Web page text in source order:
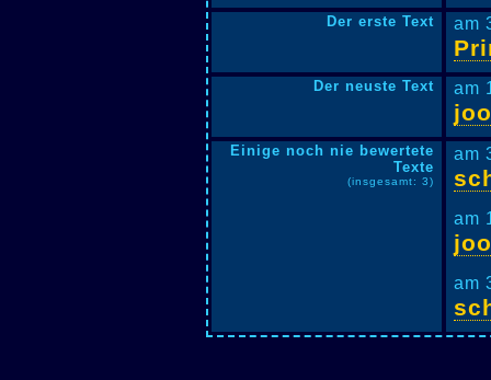
Der erste Text am
Der neuste Text am
Einige noch nie bewertete
Texte
(insgesamt: 3)
am
am
am